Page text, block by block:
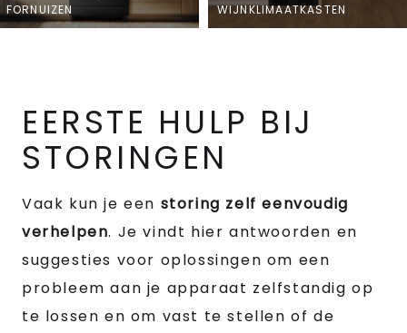
FORNUIZEN WIJNKLIMAATKASTEN
EERSTE HULP BIJ
STORINGEN
Vaak kun je een storing zelf eenvoudig
verhelpen. Je vindt hier antwoorden en
suggesties voor oplossingen om een
probleem aan je apparaat zelfstandig op
te lossen en om vast te stellen of de